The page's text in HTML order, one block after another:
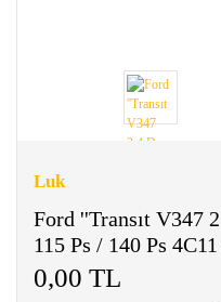
Luk
Ford ''Transıt V347
115 Ps / 140 Ps
0,00 TL